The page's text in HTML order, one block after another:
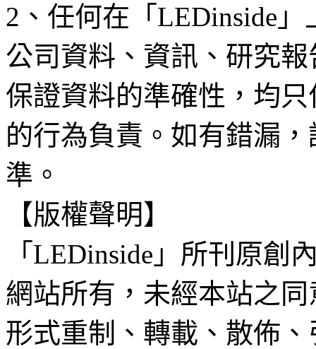
2、任何在「LEDinside
公司資料、資訊、研究
保證資料的準確性，均
的行為負責。如有錯漏
準。
【版權聲明】
「LEDinside」所刊原創
網站所有，未經本站之
形式重制、轉載、散佈